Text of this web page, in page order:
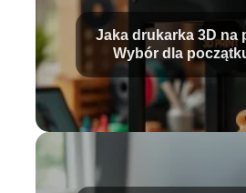
Jaka drukarka 3D na
Wybór dla